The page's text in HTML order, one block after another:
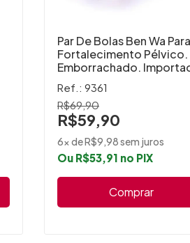
Par De Bolas Ben Wa Para
Fortalecimento
Emborrachado.
Ref.: 9361
R$69,90
R$59,90
6x de R$9,98 sem juros
Ou R$53,91 no PIX
Comprar